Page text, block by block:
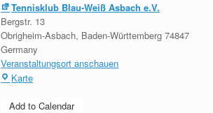
Tennisklub Blau-Weiß Asbach e.V.
Bergstr. 13
Obrigheim-Asbach, Baden-Württemberg 74847
Germany
Veranstaltungsort anschauen
KarteTennisklub
Weiß
Add to Calendar